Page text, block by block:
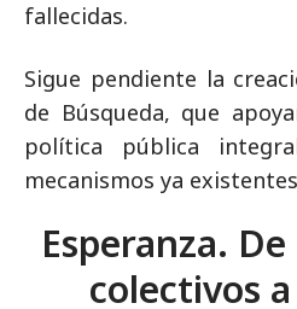
fallecidas.
Sigue pendiente la
de Búsqueda, que
política pública
mecanismos ya
Esperanza.
colectivos